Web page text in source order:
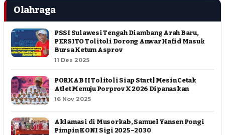
Olahraga
PSSI Sulawesi Tengah Diambang Arah Baru,
PERSITO Tolitoli Dorong Anwar Hafid Masuk
Bursa Ketum Asprov
11 Des 2025
PORKAB II Tolitoli Siap Start | Mesin Cetak
Atlet Menuju Porprov X 2026 Dipanaskan
16 Nov 2025
Aklamasi di Musorkab, Samuel Yansen Pongi
Pimpin KONI Sigi 2025–2030